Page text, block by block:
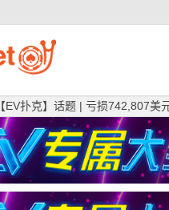
【EV扑克】话题 | 亏损742,807美